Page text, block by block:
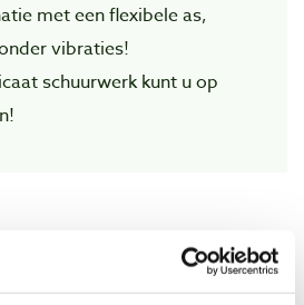
met een flexibele as,
vibraties!
schuurwerk kunt u op